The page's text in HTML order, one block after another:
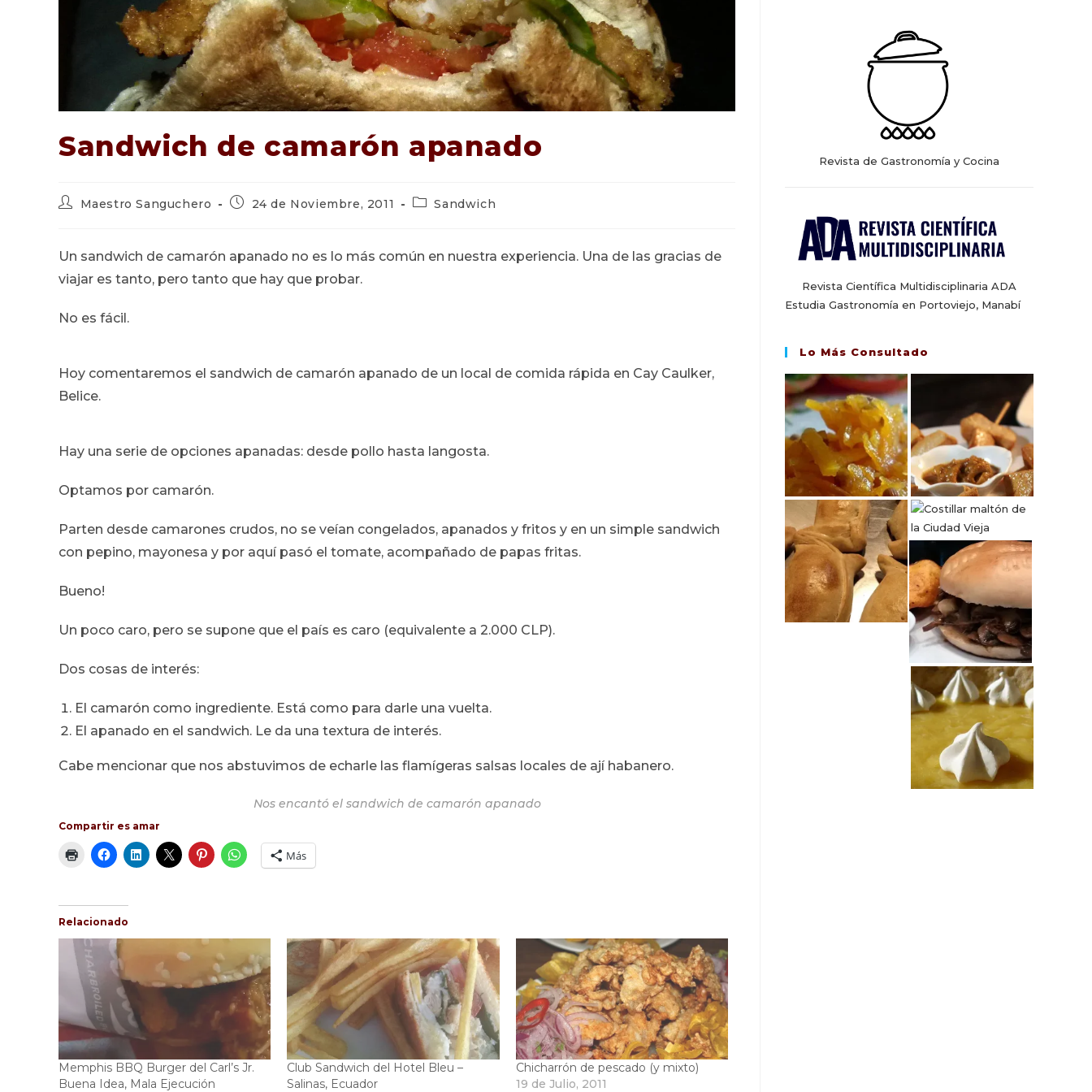
Sandwich de camarón apanado
Autor
entrada:
Maestro Sanguchero
Publicación
entrada:
24 de Noviembre, 2011
Categoría
entrada:
Sandwich
Un sandwich de camarón apanado no es lo más común en nuestra experiencia. Una de las gracias de
viajar es tanto, pero tanto que hay que probar.
No es fácil.
Hoy comentaremos el sandwich de camarón apanado de un local de comida rápida en Cay Caulker,
Belice.
Hay una serie de opciones apanadas: desde pollo hasta langosta.
Optamos por camarón.
Parten desde camarones crudos, no se veían congelados, apanados y fritos y en un simple sandwich
con pepino, mayonesa y por aquí pasó el tomate, acompañado de papas fritas.
Bueno!
Un poco caro, pero se supone que el país es caro (equivalente a 2.000 CLP).
Dos cosas de interés:
El camarón como ingrediente. Está como para darle una vuelta.
El apanado en el sandwich. Le da una textura de interés.
Cabe mencionar que nos abstuvimos de echarle las flamígeras salsas locales de ají habanero.
Nos encantó el sandwich de camarón apanado
Compartir es amar
Más
Relacionado
Memphis BBQ Burger del Carl’s Jr.
Buena Idea, Mala Ejecución
Club Sandwich del Hotel Bleu –
Salinas, Ecuador
Chicharrón de pescado (y mixto)
19 de Julio, 2011
Revista de Gastronomía y Cocina
Revista Científica Multidisciplinaria ADA
Estudia Gastronomía en Portoviejo, Manabí
Lo Más Consultado